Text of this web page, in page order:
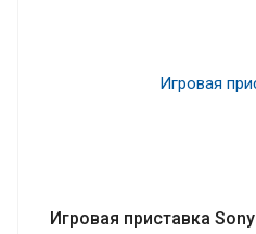
Игровая приставка